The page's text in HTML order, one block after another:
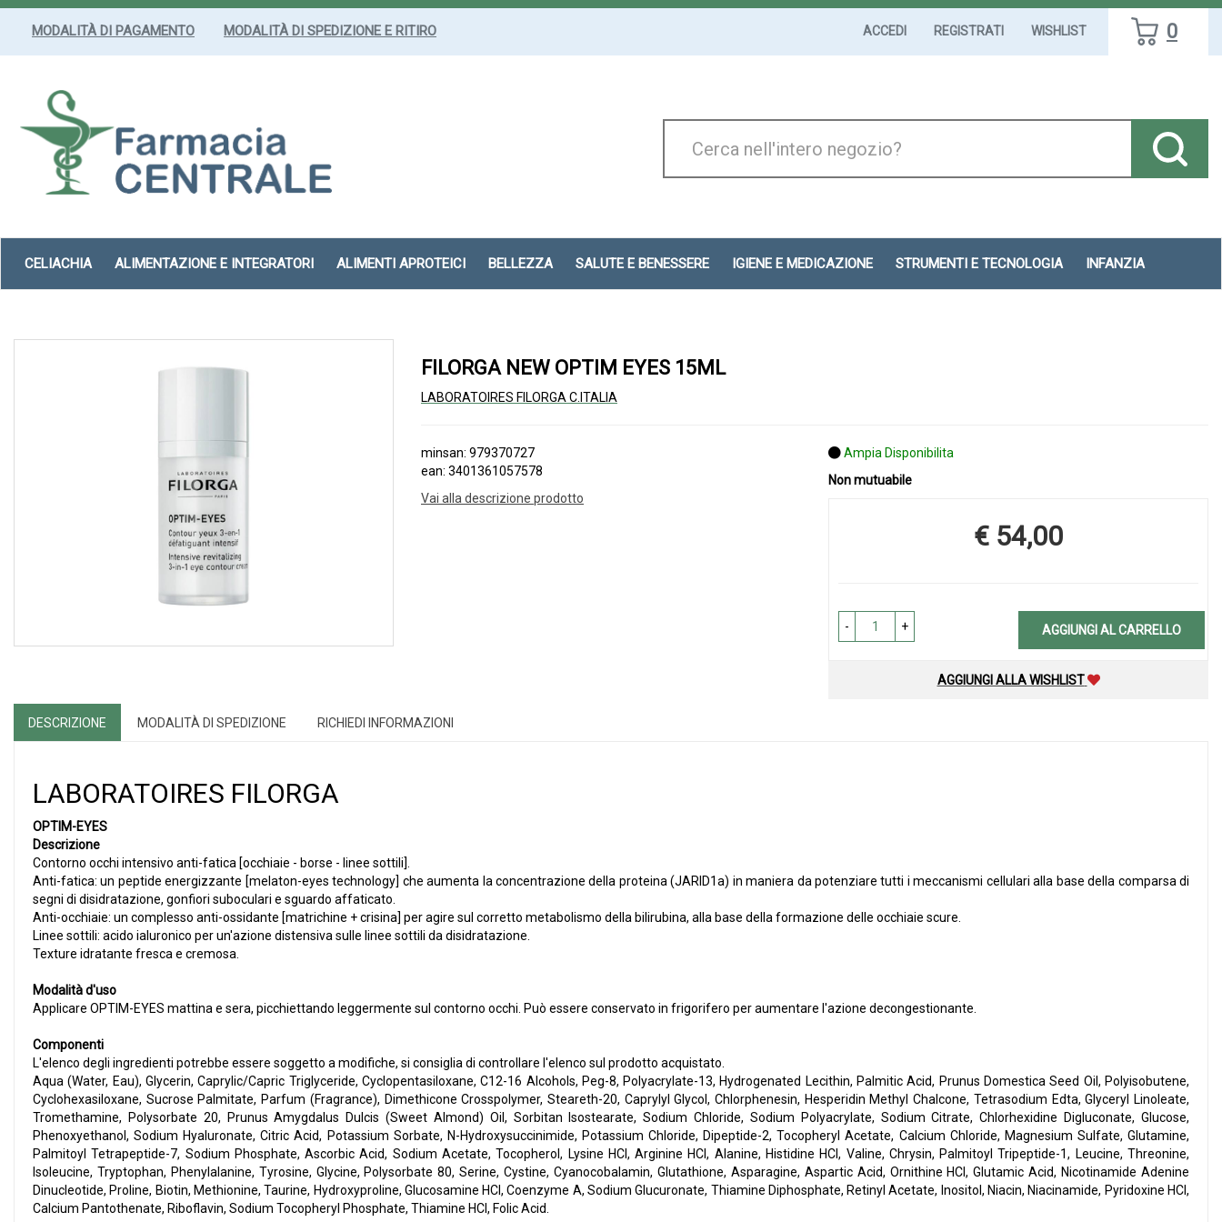
Passa
MODALITÀ DI PAGAMENTO MODALITÀ DI SPEDIZIONE E RITIRO ACCEDI REGISTRATI WISHLIST 0
Prodotto
CELIACHIA ALIMENTAZIONE E INTEGRATORI ALIMENTI APROTEICI BELLEZZA SALUTE E BENESSERE IGIENE E MEDICAZIONE STRUMENTI E TECNOLOGIA INFANZIA
FILORGA NEW OPTIM EYES 15ML
LABORATOIRES FILORGA C.ITALIA
minsan: 979370727
ean: 3401361057578
Vai alla descrizione prodotto
Ampia Disponibilita
Non mutuabile
Prezzo
€ 54,00
- + AGGIUNGI AL CARRELLO
AGGIUNGI ALLA WISHLIST
DESCRIZIONE MODALITÀ DI SPEDIZIONE RICHIEDI INFORMAZIONI
LABORATOIRES FILORGA
OPTIM-EYES
Descrizione
Contorno occhi intensivo anti-fatica [occhiaie - borse - linee sottili].
Anti-fatica: un peptide energizzante [melaton-eyes technology] che aumenta la concentrazione della proteina (JARID1a) in maniera da potenziare tutti i meccanismi cellulari alla base della comparsa di
segni di disidratazione, gonfiori suboculari e sguardo affaticato.
Anti-occhiaie: un complesso anti-ossidante [matrichine + crisina] per agire sul corretto metabolismo della bilirubina, alla base della formazione delle occhiaie scure.
Linee sottili: acido ialuronico per un'azione distensiva sulle linee sottili da disidratazione.
Texture idratante fresca e cremosa.
Modalità d'uso
Applicare OPTIM-EYES mattina e sera, picchiettando leggermente sul contorno occhi. Può essere conservato in frigorifero per aumentare l'azione decongestionante.
Componenti
L'elenco degli ingredienti potrebbe essere soggetto a modifiche, si consiglia di controllare l'elenco sul prodotto acquistato.
Aqua (Water, Eau), Glycerin, Caprylic/Capric Triglyceride, Cyclopentasiloxane, C12-16 Alcohols, Peg-8, Polyacrylate-13, Hydrogenated Lecithin, Palmitic Acid, Prunus Domestica Seed Oil, Polyisobutene,
Cyclohexasiloxane, Sucrose Palmitate, Parfum (Fragrance), Dimethicone Crosspolymer, Steareth-20, Caprylyl Glycol, Chlorphenesin, Hesperidin Methyl Chalcone, Tetrasodium Edta, Glyceryl Linoleate,
Tromethamine, Polysorbate 20, Prunus Amygdalus Dulcis (Sweet Almond) Oil, Sorbitan Isostearate, Sodium Chloride, Sodium Polyacrylate, Sodium Citrate, Chlorhexidine Digluconate, Glucose,
Phenoxyethanol, Sodium Hyaluronate, Citric Acid, Potassium Sorbate, N-Hydroxysuccinimide, Potassium Chloride, Dipeptide-2, Tocopheryl Acetate, Calcium Chloride, Magnesium Sulfate, Glutamine,
Palmitoyl Tetrapeptide-7, Sodium Phosphate, Ascorbic Acid, Sodium Acetate, Tocopherol, Lysine HCl, Arginine HCl, Alanine, Histidine HCl, Valine, Chrysin, Palmitoyl Tripeptide-1, Leucine, Threonine,
Isoleucine, Tryptophan, Phenylalanine, Tyrosine, Glycine, Polysorbate 80, Serine, Cystine, Cyanocobalamin, Glutathione, Asparagine, Aspartic Acid, Ornithine HCl, Glutamic Acid, Nicotinamide Adenine
Dinucleotide, Proline, Biotin, Methionine, Taurine, Hydroxyproline, Glucosamine HCl, Coenzyme A, Sodium Glucuronate, Thiamine Diphosphate, Retinyl Acetate, Inositol, Niacin, Niacinamide, Pyridoxine HCl,
Calcium Pantothenate, Riboflavin, Sodium Tocopheryl Phosphate, Thiamine HCl, Folic Acid.